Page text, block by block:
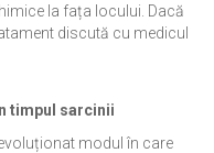
la fața locului. Dacă
discută cu medicul
timpul sarcinii
modul în care